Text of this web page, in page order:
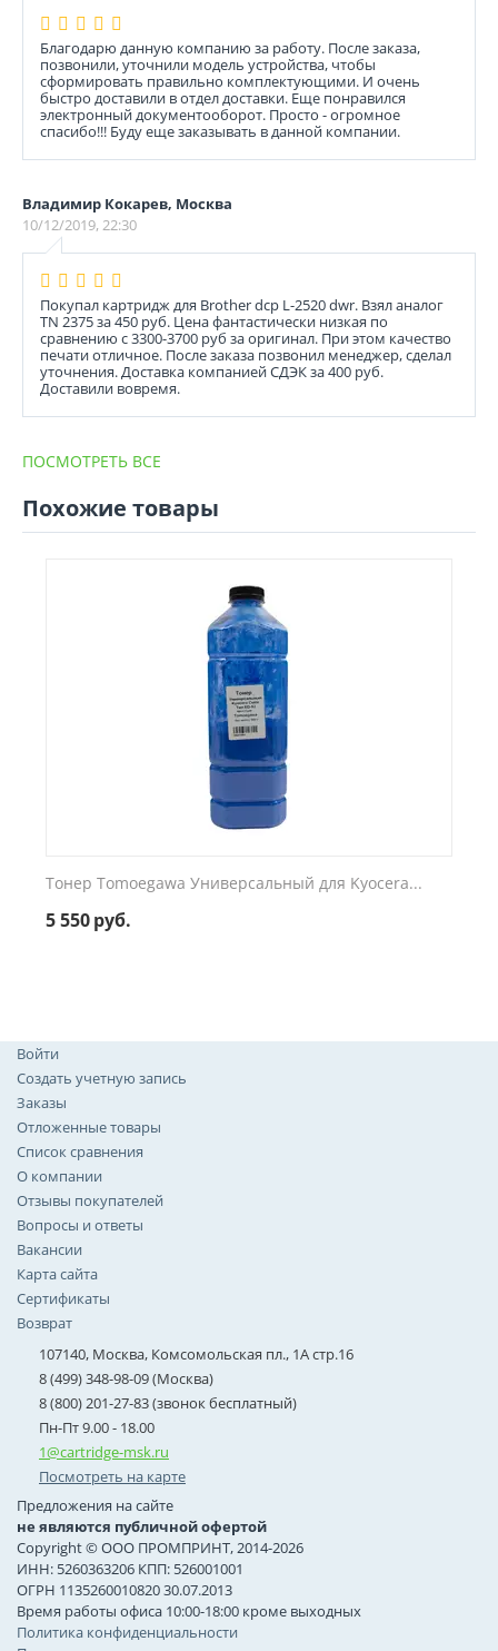
Благодарю данную компанию за работу. После заказа,
позвонили, уточнили модель устройства, чтобы
сформировать правильно комплектующими. И очень
быстро доставили в отдел доставки. Еще понравился
электронный документооборот. Просто - огромное
спасибо!!! Буду еще заказывать в данной компании.
Владимир Кокарев, Москва
10/12/2019, 22:30
Покупал картридж для Brother dcp L-2520 dwr. Взял аналог
TN 2375 за 450 руб. Цена фантастически низкая по
сравнению с 3300-3700 руб за оригинал. При этом качество
печати отличное. После заказа позвонил менеджер, сделал
уточнения. Доставка компанией СДЭК за 400 руб.
Доставили вовремя.
ПОСМОТРЕТЬ ВСЕ
Похожие товары
Тонер Tomoegawa Универсальный для Kyocera...
5 550руб.
Войти
Создать учетную запись
Заказы
Отложенные товары
Список сравнения
О компании
Отзывы покупателей
Вопросы и ответы
Вакансии
Карта сайта
Сертификаты
Возврат
107140, Москва, Комсомольская пл., 1А стр.16
8 (499) 348-98-09 (Москва)
8 (800) 201-27-83 (звонок бесплатный)
Пн-Пт 9.00 - 18.00
1@cartridge-msk.ru
Посмотреть на карте
Предложения на сайте
не являются публичной офертой
Copyright © ООО ПРОМПРИНТ, 2014-2026
ИНН: 5260363206 КПП: 526001001
ОГРН 1135260010820 30.07.2013
Время работы офиса 10:00-18:00 кроме выходных
Политика конфиденциальности